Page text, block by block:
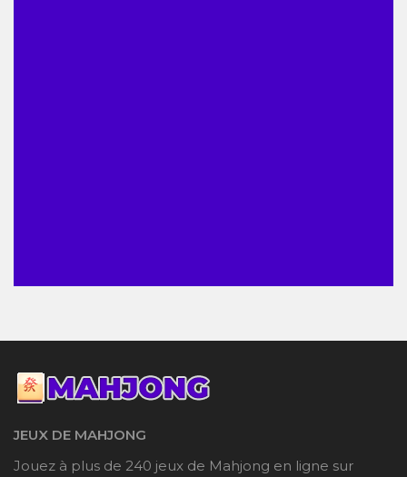
JEUX DE MAHJONG
Jouez à plus de 240 jeux de Mahjong en ligne sur